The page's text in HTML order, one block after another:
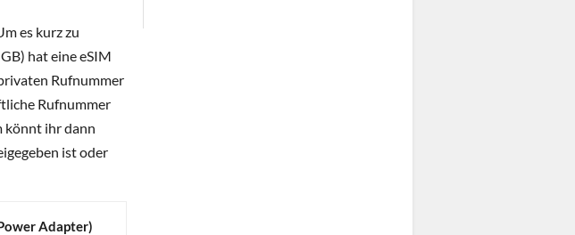
es kurz zu
hat eine eSIM
Rufnummer
Rufnummer
könnt ihr dann
ist oder
Adapter)